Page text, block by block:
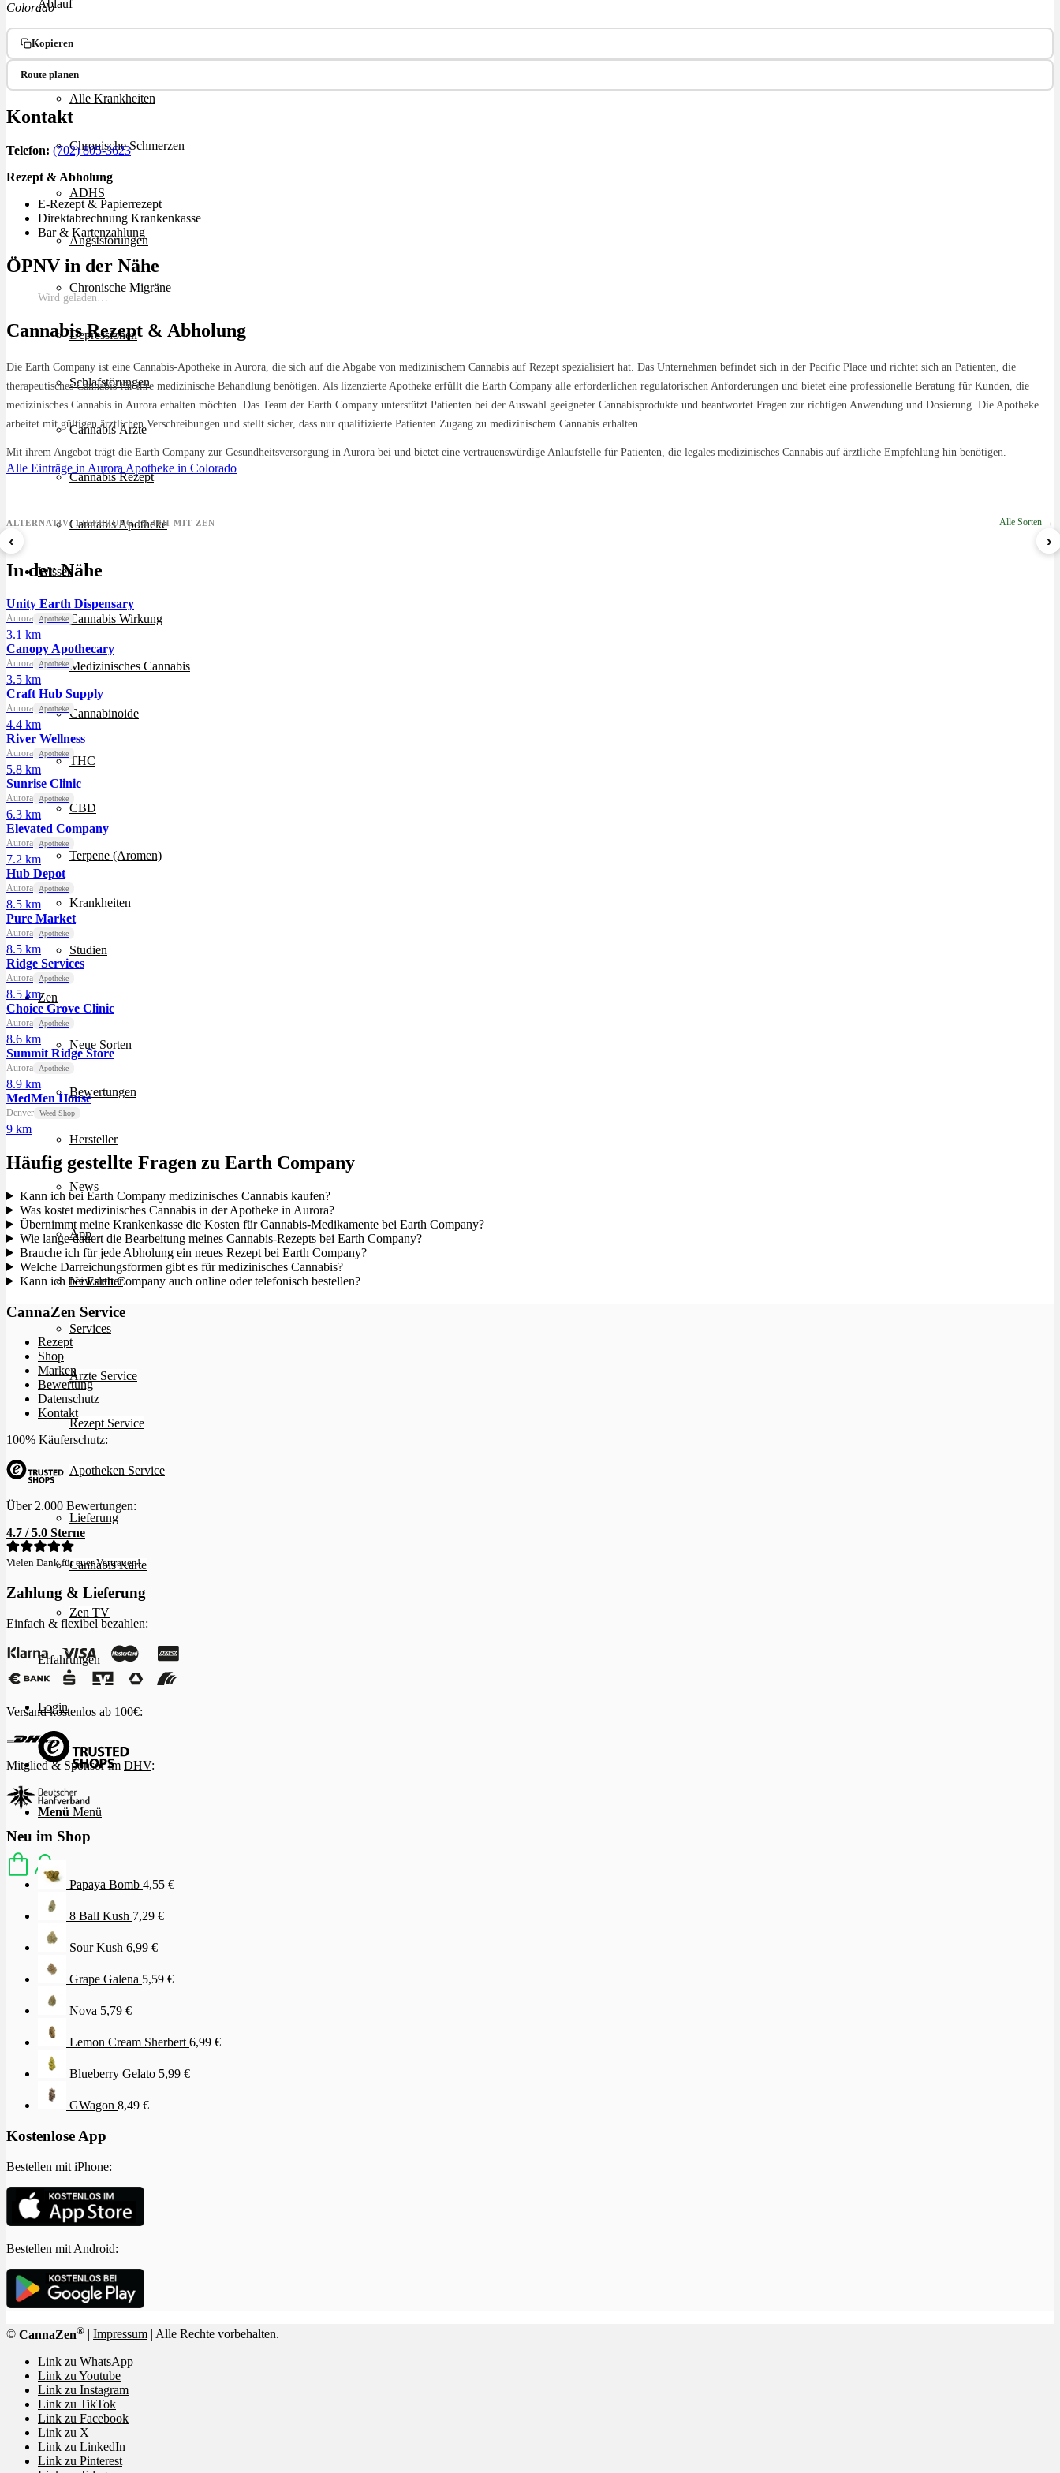
Ablauf
Therapien
Alle Krankheiten
Chronische Schmerzen
ADHS
Angststörungen
Chronische Migräne
Depressionen
Schlafstörungen
Cannabis Ärzte
Cannabis Rezept
Cannabis Apotheke
Wissen
Cannabis Wirkung
Medizinisches Cannabis
Cannabinoide
THC
CBD
Terpene (Aromen)
Krankheiten
Studien
Zen
Neue Sorten
Bewertungen
Hersteller
News
App
Newsletter
Services
Ärzte Service
Rezept Service
Apotheken Service
Lieferung
Cannabis Karte
Zen TV
Erfahrungen
Login
Menü Menü
Colorado
Kopieren
Route planen
Kontakt
Telefon: (702) 805-3623
Rezept & Abholung
E-Rezept & Papierrezept
Direktabrechnung Krankenkasse
Bar & Kartenzahlung
ÖPNV in der Nähe
Wird geladen…
Cannabis Rezept & Abholung
Die Earth Company ist eine Cannabis-Apotheke in Aurora, die sich auf die Abgabe von medizinischem Cannabis auf Rezept spezialisiert hat. Das Unternehmen befindet sich in der Pacific Place und richtet sich an Patienten, die
therapeutisches Cannabis für ihre medizinische Behandlung benötigen. Als lizenzierte Apotheke erfüllt die Earth Company alle erforderlichen regulatorischen Anforderungen und bietet eine professionelle Beratung für Kunden, die
medizinisches Cannabis in Aurora erhalten möchten. Das Team der Earth Company unterstützt Patienten bei der Auswahl geeigneter Cannabisprodukte und beantwortet Fragen zur richtigen Anwendung und Dosierung. Die Apotheke
arbeitet mit gültigen ärztlichen Verschreibungen und stellt sicher, dass nur qualifizierte Patienten Zugang zu medizinischem Cannabis erhalten.
Mit ihrem Angebot trägt die Earth Company zur Gesundheitsversorgung in Aurora bei und bietet eine vertrauenswürdige Anlaufstelle für Patienten, die legales medizinisches Cannabis auf ärztliche Empfehlung hin benötigen.
Alle Einträge in Aurora Apotheke in Colorado
ALTERNATIV: LIEFERUNG IN 48H MIT ZEN Alle Sorten →
‹
Sour Mintz Haze
ab 5,99 €/g
Lemon Cream Sherbert
›
In der Nähe
Unity Earth Dispensary
Aurora Apotheke
3.1 km
Canopy Apothecary
Aurora Apotheke
3.5 km
Craft Hub Supply
Aurora Apotheke
4.4 km
River Wellness
Aurora Apotheke
5.8 km
Sunrise Clinic
Aurora Apotheke
6.3 km
Elevated Company
Aurora Apotheke
7.2 km
Hub Depot
Aurora Apotheke
8.5 km
Pure Market
Aurora Apotheke
8.5 km
Ridge Services
Aurora Apotheke
8.5 km
Choice Grove Clinic
Aurora Apotheke
8.6 km
Summit Ridge Store
Aurora Apotheke
8.9 km
MedMen House
Denver Weed Shop
9 km
Häufig gestellte Fragen zu Earth Company
Kann ich bei Earth Company medizinisches Cannabis kaufen?
Was kostet medizinisches Cannabis in der Apotheke in Aurora?
Übernimmt meine Krankenkasse die Kosten für Cannabis-Medikamente bei Earth Company?
Wie lange dauert die Bearbeitung meines Cannabis-Rezepts bei Earth Company?
Brauche ich für jede Abholung ein neues Rezept bei Earth Company?
Welche Darreichungsformen gibt es für medizinisches Cannabis?
Kann ich bei Earth Company auch online oder telefonisch bestellen?
CannaZen Service
Rezept
Shop
Marken
Bewertung
Datenschutz
Kontakt
100% Käuferschutz:
Über 2.000 Bewertungen:
4.7 / 5.0 Sterne
Vielen Dank für euer Vertrauen!
Zahlung & Lieferung
Einfach & flexibel bezahlen:
Versand kostenlos ab 100€:
Mitglied & Sponsor im DHV:
Neu im Shop
Papaya Bomb 4,55 €
8 Ball Kush 7,29 €
Sour Kush 6,99 €
Grape Galena 5,59 €
Nova 5,79 €
Lemon Cream Sherbert 6,99 €
Blueberry Gelato 5,99 €
GWagon 8,49 €
Kostenlose App
Bestellen mit iPhone:
Bestellen mit Android:
© CannaZen® Impressum | Alle Rechte vorbehalten.
Link zu WhatsApp
Link zu Youtube
Link zu Instagram
Link zu TikTok
Link zu Facebook
Link zu X
Link zu LinkedIn
Link zu Pinterest